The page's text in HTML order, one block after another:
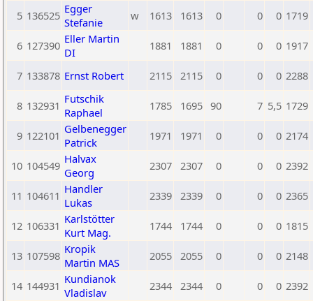
5 136525 Egger
Stefanie
w 1613 1613 0 0 0 1719
6 127390 Eller Martin
DI
1881 1881 0 0 0 1917
7 133878 Ernst Robert 2115 2115 0 0 0 2288
8 132931 Futschik
Raphael
1785 1695 90 7 5,5 1729
9 122101 Gelbenegger
Patrick
1971 1971 0 0 0 2174
10 104549 Halvax
Georg
2307 2307 0 0 0 2392
11 104611 Handler
Lukas
2339 2339 0 0 0 2365
12 106331 Karlstötter
Kurt Mag.
1744 1744 0 0 0 1815
13 107598 Kropik
Martin MAS
2055 2055 0 0 0 2148
14 144931 Kundianok
Vladislav
2344 2344 0 0 0 2392